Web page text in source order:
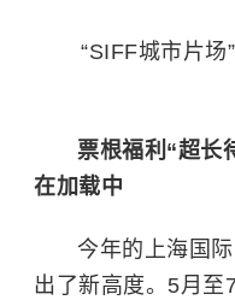
“SIFF城市片
票根福利“超长
在加载中
今年的上海国
出了新高度。5月至